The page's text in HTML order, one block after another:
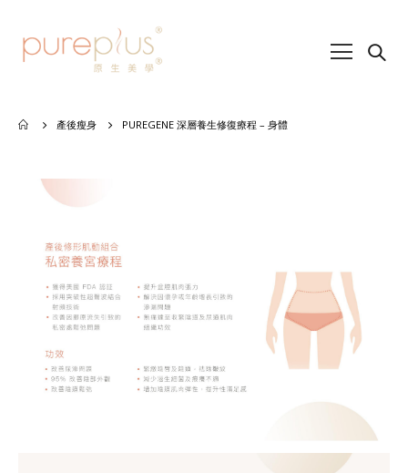
產後瘦身 PUREGENE 深層養生修復療程 – 身體